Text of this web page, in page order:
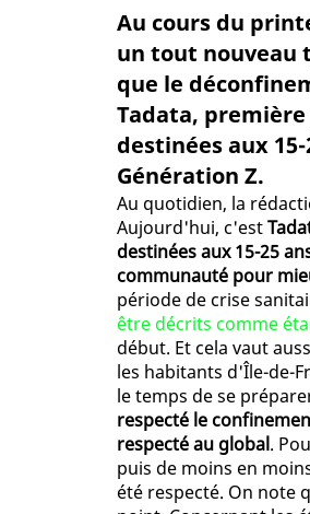
Au cours du
un tout nouveau
que le
Tadata,
destinées aux
Génération Z.
Au quotidien, la
Aujourd'hui, c'est
destinées aux 15-25
communauté pour
période de crise
être décrits comme
début. Et cela vaut
les habitants d'Île-de-
le temps de se
respecté le
respecté au global.
puis de moins en
été respecté. On note